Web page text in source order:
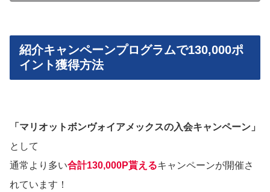
紹介キャンペーンプログラムで130,000ポ
イント獲得方法
「マリオットボンヴォイアメックスの入会キャンペーン」
として
通常より多い合計130,000P貰えるキャンペーンが開催さ
れています！